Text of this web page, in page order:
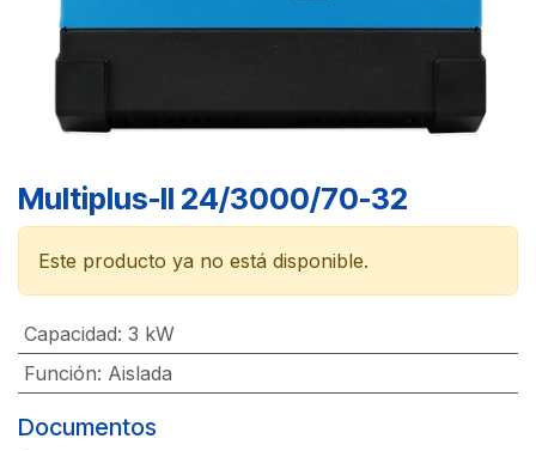
Multiplus-II 24/3000/70-32
Este producto ya no está disponible.
Capacidad: 3 kW
Función: Aislada
Documentos